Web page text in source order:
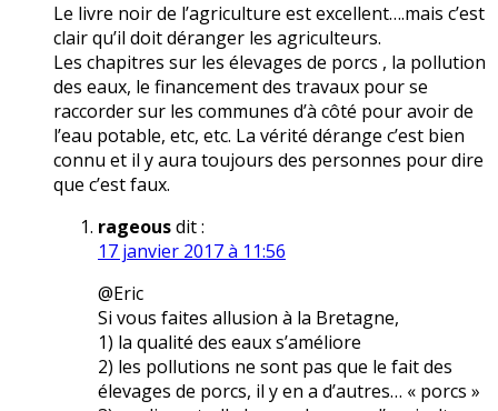
Le livre noir de l’agriculture est excellent….mais c’est
clair qu’il doit déranger les agriculteurs.
Les chapitres sur les élevages de porcs , la pollution
des eaux, le financement des travaux pour se
raccorder sur les communes d’à côté pour avoir de
l’eau potable, etc, etc. La vérité dérange c’est bien
connu et il y aura toujours des personnes pour dire
que c’est faux.
rageousdit :
17 janvier 2017 à 11:56
@Eric
Si vous faites allusion à la Bretagne,
1) la qualité des eaux s’améliore
2) les pollutions ne sont pas que le fait des
élevages de porcs, il y en a d’autres… « porcs »